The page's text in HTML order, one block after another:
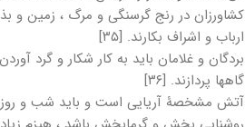
کشاورزان در رنج گرسنگی و مرگ ، زمین و بذر
ارباب و اشراف بکارند. [۳۵]
بردگان و غلامان باید به کار شکار و گرد
گاهها پردازند. [۳۶]
آتش مشخصۀ آریایی است و باید شب و روز